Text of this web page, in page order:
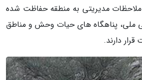
به دلیل بعضی ملاحظات مدیریتی به منطقه حفاظت شده
ملی، پناهگاه های حیات وحش و مناطق
دارند.